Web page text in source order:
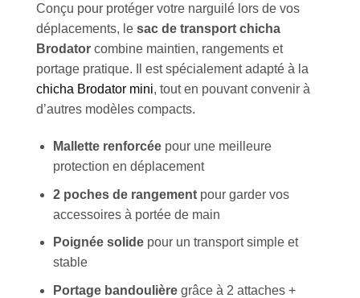
Conçu pour protéger votre narguilé lors de vos
déplacements, le sac de transport chicha
Brodator combine maintien, rangements et
portage pratique. Il est spécialement adapté à la
chicha Brodator mini, tout en pouvant convenir à
d’autres modèles compacts.
Mallette renforcéepour une meilleure
protection en déplacement
2 poches de rangementpour garder vos
accessoires à portée de main
Poignée solidepour un transport simple et
stable
Portage bandoulièregrâce à 2 attaches +